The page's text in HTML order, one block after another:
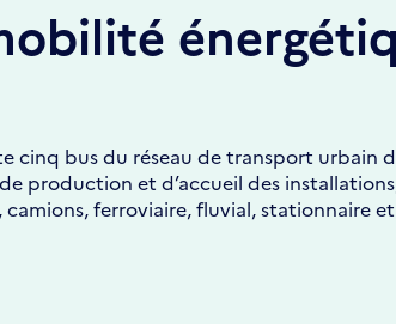
cinq bus du réseau de transport urbain
production et d’accueil des
ferroviaire, fluvial, stationnaire et